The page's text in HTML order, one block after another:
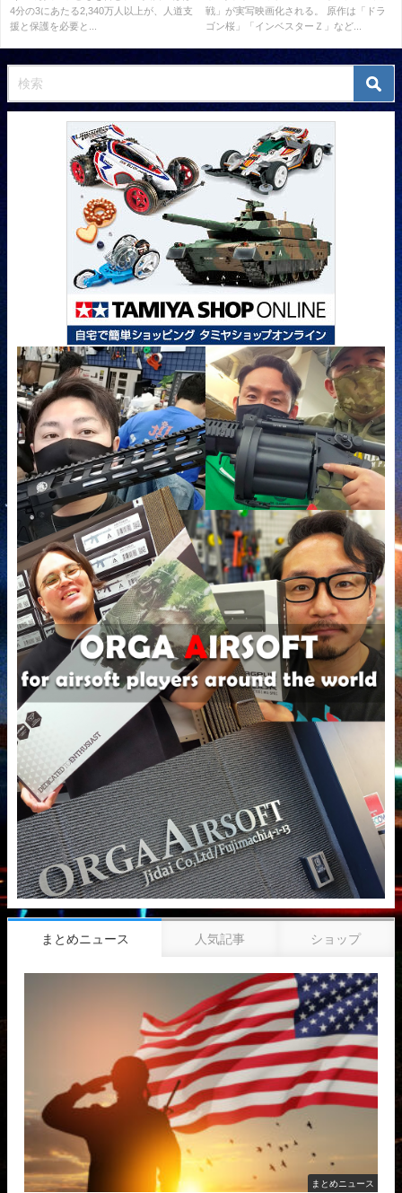
4分の3にあたる2,340万人以上が、人道支
援と保護を必要と...
戦」が実写映画化される。 原作は「ドラ
ゴン桜」「インベスターＺ」など...
まとめニュース 人気記事 ショップ
まとめニュース